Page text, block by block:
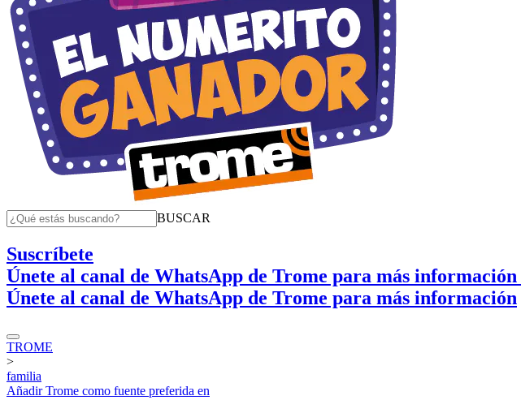
BUSCAR
Suscríbete
Únete al canal de WhatsApp de Trome para más información
Únete al canal de WhatsApp de Trome para más información
TROME
>
familia
AñadirTrome como fuente preferida en